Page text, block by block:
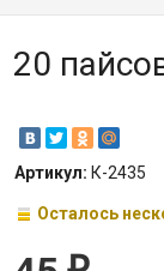
20
Артикул: К-2435
Осталось